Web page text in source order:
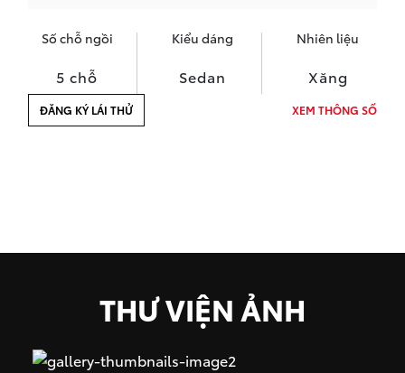
Số chỗ ngồi
5 chỗ
Kiểu dáng
Sedan
Nhiên liệu
Xăng
ĐĂNG KÝ LÁI THỬ XEM THÔNG SỐ
THƯ VIỆN ẢNH